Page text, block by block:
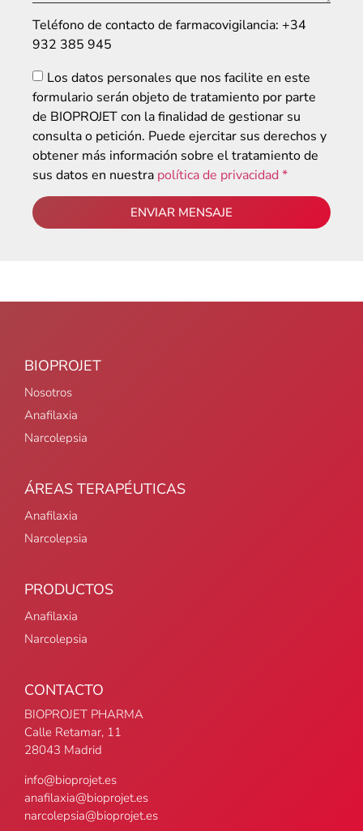
Teléfono de contacto de farmacovigilancia: +34
932 385 945
Los datos personales que nos facilite en este
formulario serán objeto de tratamiento por parte
de BIOPROJET con la finalidad de gestionar su
consulta o petición. Puede ejercitar sus derechos y
obtener más información sobre el tratamiento de
sus datos en nuestra política de privacidad *
ENVIAR MENSAJE
BIOPROJET
Nosotros
Anafilaxia
Narcolepsia
ÁREAS TERAPÉUTICAS
Anafilaxia
Narcolepsia
PRODUCTOS
Anafilaxia
Narcolepsia
CONTACTO
BIOPROJET PHARMA
Calle Retamar, 11
28043 Madrid
info@bioprojet.es
anafilaxia@bioprojet.es
narcolepsia@bioprojet.es